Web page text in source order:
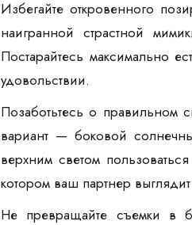
Избегайте откровенного
наигранной страстной
Постарайтесь максимально
удовольствии.
Позаботьтесь о
вариант — боковой
верхним светом
котором ваш партнер
Не превращайте съемки в